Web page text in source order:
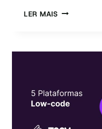
LER MAISFERRAMENTA
PROCESSOS